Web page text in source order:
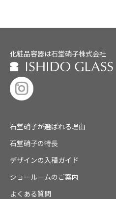
化粧品容器は石堂硝子株式会社
石堂硝子が選ばれる理由
石堂硝子の特長
デザインの入稿ガイド
ショールームのご案内
よくある質問